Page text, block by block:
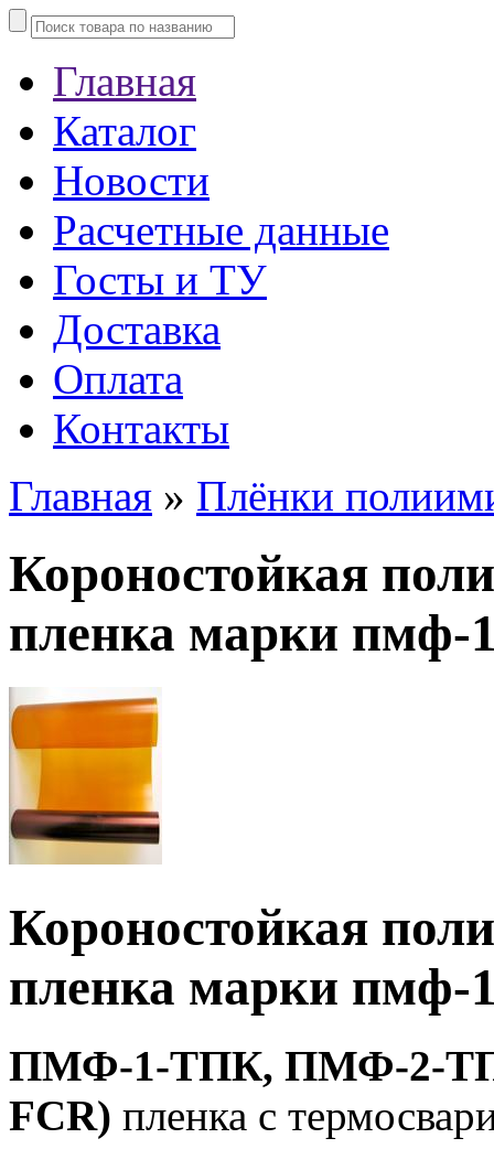
Главная
Каталог
Новости
Расчетные данные
Госты и ТУ
Доставка
Оплата
Контакты
Главная » Плёнки
Короностойкая
пленка марки пмф-
Короностойкая
пленка марки пмф-
ПМФ-1-ТПК, ПМФ-2-
FСR) пленка с